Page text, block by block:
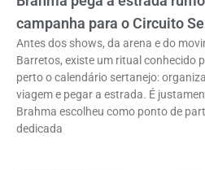
campanha para o Circuito
Antes dos shows, da arena e do
Barretos, existe um ritual conhecido
perto o calendário sertanejo:
viagem e pegar a estrada. É
Brahma escolheu como ponto de
dedicada